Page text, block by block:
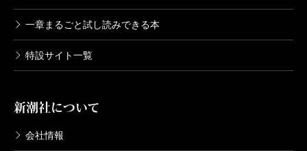
一章まるごと試し読みできる本
特設サイト一覧
新潮社について
会社情報